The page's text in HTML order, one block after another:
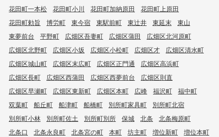
花田町一本松
花田町小川 花田町加納原田
花田町上原田
花田町勅旨
博労町 東今宿 東駅前町 東辻井 東延末
東山
東夢前台
平野町 広畑区吾妻町 広畑区蒲田
広畑区北河原町
広畑区北野町
広畑区小坂 広畑区小松町 広畑区才
広畑区清水町
広畑区城山町
広畑区末広町 広畑区正門通
広畑区高浜町
広畑区長町
広畑区西蒲田 広畑区西夢前台
広畑区則直
広畑区早瀬町
広畑区東新町 広畑区本町 広峰 福沢町
福中町
双葉町
船丘町 船津町 船橋町 別所町家具町
別所町北宿
別所町小林
別所町佐土 別所町別所 保城 北条
北条梅原町
北条口
北条永良町 北条宮の町 本町 坊主町 増位新町
増位本町